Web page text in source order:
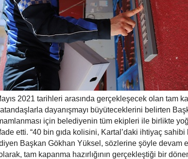
2021 tarihleri arasında gerçekleşecek olan tam
dayanışmayı büyüteceklerini belirten
için belediyenin tüm ekipleri ile birlikte
etti. “40 bin gıda kolisini, Kartal’daki ihtiyaç sahibi
diyen Başkan Gökhan Yüksel, sözlerine şöyle devam
tam kapanma hazırlığının gerçekleştiği bir